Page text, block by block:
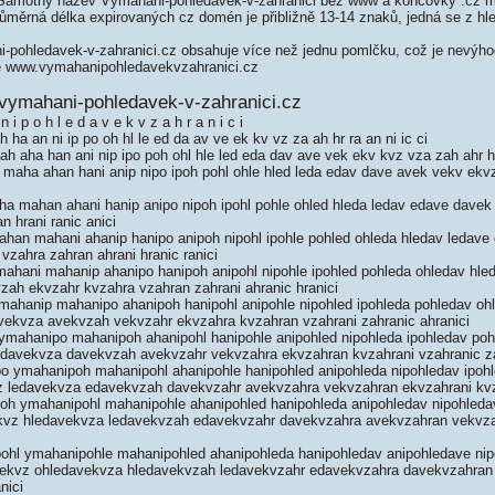
délka expirovaných cz domén je přibližně 13-14 znaků, jedná se z
pohledavek-v-zahranici.cz obsahuje více než jednu pomlčku, což je
pohledavek-v-zahranici.cz
i p o h l e d a v e k v z a h r a n i c i
ha an ni ip po oh hl le ed da av ve ek kv vz za ah hr ra an ni ic ci
aha han ani nip ipo poh ohl hle led eda dav ave vek ekv kvz vza zah ahr
ahan hani anip nipo ipoh pohl ohle hled leda edav dave avek vekv
mahan ahani hanip anipo nipoh ipohl pohle ohled hleda ledav edave
hrani ranic anici
mahani ahanip hanipo anipoh nipohl ipohle pohled ohleda hledav
zahran ahrani hranic ranici
mahanip ahanipo hanipoh anipohl nipohle ipohled pohleda ohledav
ekvzahr kvzahra vzahran zahrani ahranic hranici
mahanipo ahanipoh hanipohl anipohle nipohled ipohleda pohledav
avekvzah vekvzahr ekvzahra kvzahran vzahrani zahranic ahranici
mahanipoh ahanipohl hanipohle anipohled nipohleda ipohledav
davekvzah avekvzahr vekvzahra ekvzahran kvzahrani vzahranic
ymahanipoh mahanipohl ahanipohle hanipohled anipohleda nipohledav
ledavekvza edavekvzah davekvzahr avekvzahra vekvzahran ekvzahrani
ymahanipohl mahanipohle ahanipohled hanipohleda anipohledav
hledavekvza ledavekvzah edavekvzahr davekvzahra avekvzahran
ymahanipohle mahanipohled ahanipohleda hanipohledav anipohledave
ohledavekvza hledavekvzah ledavekvzahr edavekvzahra